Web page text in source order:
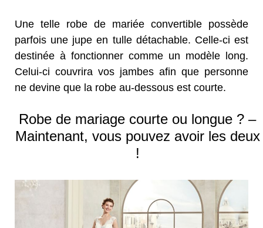
Une telle robe de mariée convertible possède
parfois une jupe en tulle détachable. Celle-ci est
destinée à fonctionner comme un modèle long.
Celui-ci couvrira vos jambes afin que personne
ne devine que la robe au-dessous est courte.
Robe de mariage courte ou longue ? –
Maintenant, vous pouvez avoir les deux
!